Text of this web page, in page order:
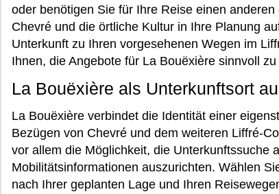
oder benötigen Sie für Ihre Reise einen
Chevré und die örtliche Kultur in Ihre Planung
Unterkunft zu Ihren vorgesehenen Wegen im
Ihnen, die Angebote für La Bouëxière sinnvoll
La Bouëxière als Unterkunftsort
La Bouëxière verbindet die Identität einer
Bezügen von Chevré und dem weiteren Liffré-
vor allem die Möglichkeit, die Unterkunftssuche
Mobilitätsinformationen auszurichten. Wählen
nach Ihrer geplanten Lage und Ihren